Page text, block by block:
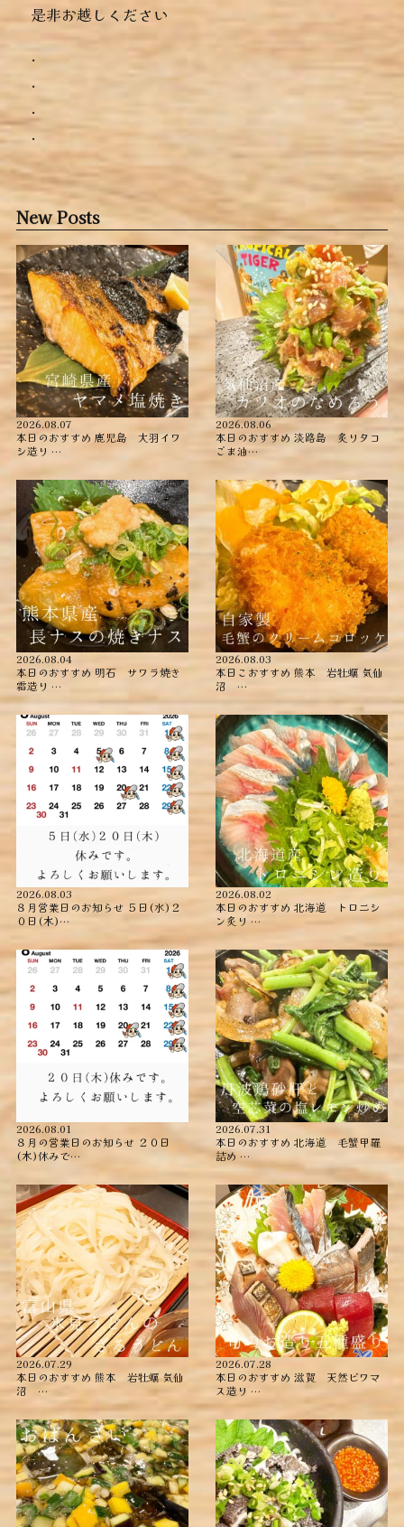
是非お越しください️
.
.
.
.
New Posts
2026.08.07
本日のおすすめ ︎鹿児島 大羽イワ
シ造り …
2026.08.06
本日のおすすめ ︎淡路島 炙りタコ
ごま油…
2026.08.04
本日のおすすめ ︎明石 サワラ焼き
霜造り …
2026.08.03
本日こおすすめ ︎熊本 岩牡蠣 ︎気仙
沼 …
2026.08.03
８月営業日のお知らせ ５日(水)２
０日(木)…
2026.08.02
本日のおすすめ ︎北海道 トロニシ
ン炙り …
2026.08.01
８月の営業日のお知らせ ２０日
(木)休みで…
2026.07.31
本日のおすすめ ︎北海道 毛蟹甲羅
詰め ︎…
2026.07.29
本日のおすすめ ︎熊本 岩牡蠣 ︎気仙
沼 …
2026.07.28
本日のおすすめ ︎滋賀 天然ビワマ
ス造り …